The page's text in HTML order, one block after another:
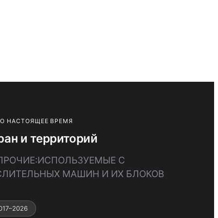
НАСТОЯЩЕЕ ВРЕМЯ
и территорий
С
МАШИН И ИХ БЛОКОВ